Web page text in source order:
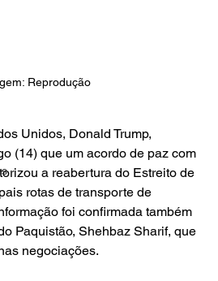
Reprodução
Unidos, Donald Trump,
(14) que um acordo de paz com
a reabertura do Estreito de
rotas de transporte de
foi confirmada também
Paquistão, Shehbaz Sharif, que
negociações.